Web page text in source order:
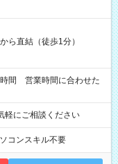
ら直結（徒歩1分）
にご相談ください
コンスキル不要